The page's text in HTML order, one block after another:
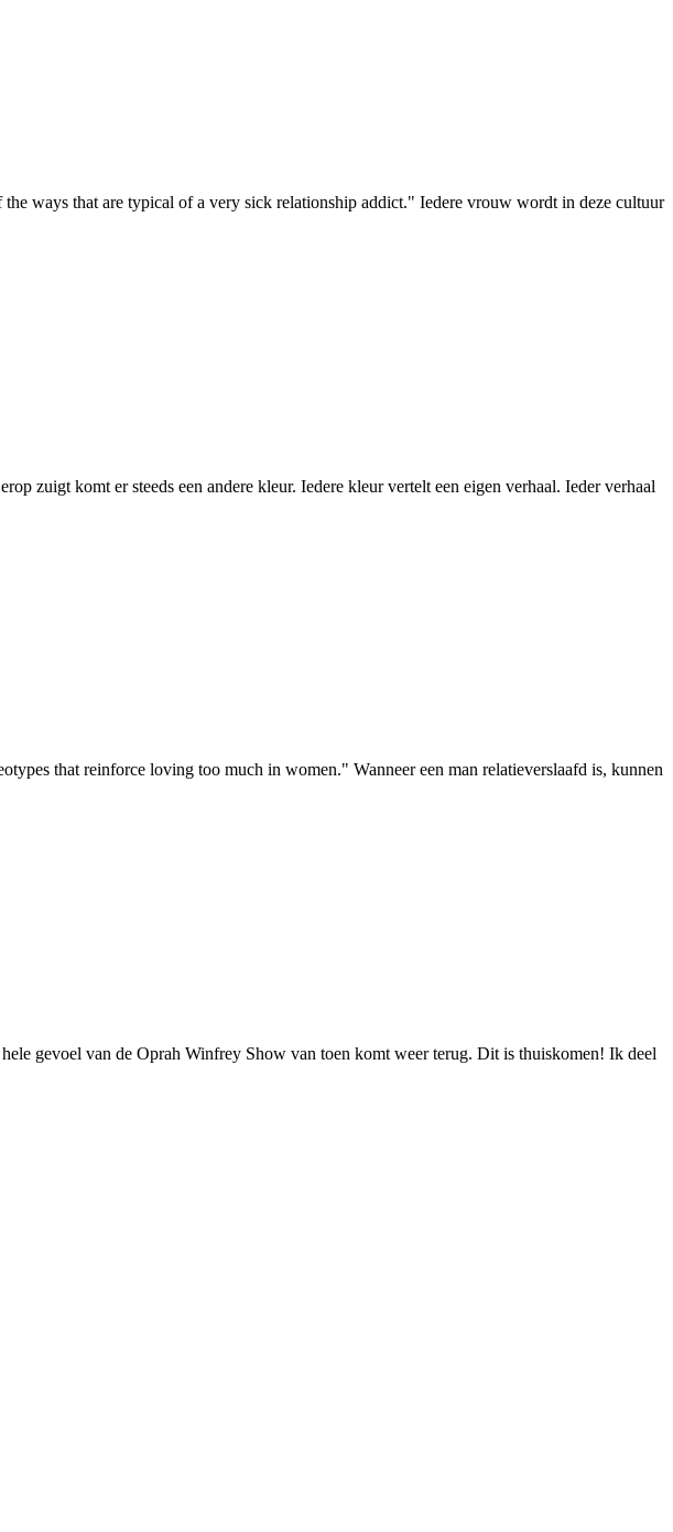
ways that are typical of a very sick relationship addict." Iedere vrouw wordt in deze cultuur
zuigt komt er steeds een andere kleur. Iedere kleur vertelt een eigen verhaal. Ieder verhaal
that reinforce loving too much in women." Wanneer een man relatieverslaafd is, kunnen
gevoel van de Oprah Winfrey Show van toen komt weer terug. Dit is thuiskomen! Ik deel